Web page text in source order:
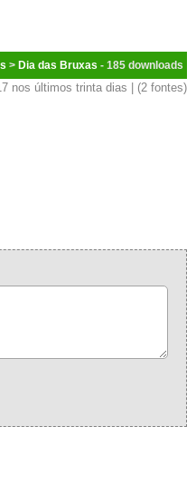
> Dia das Bruxas - 185
nos últimos trinta dias | (2 fontes)